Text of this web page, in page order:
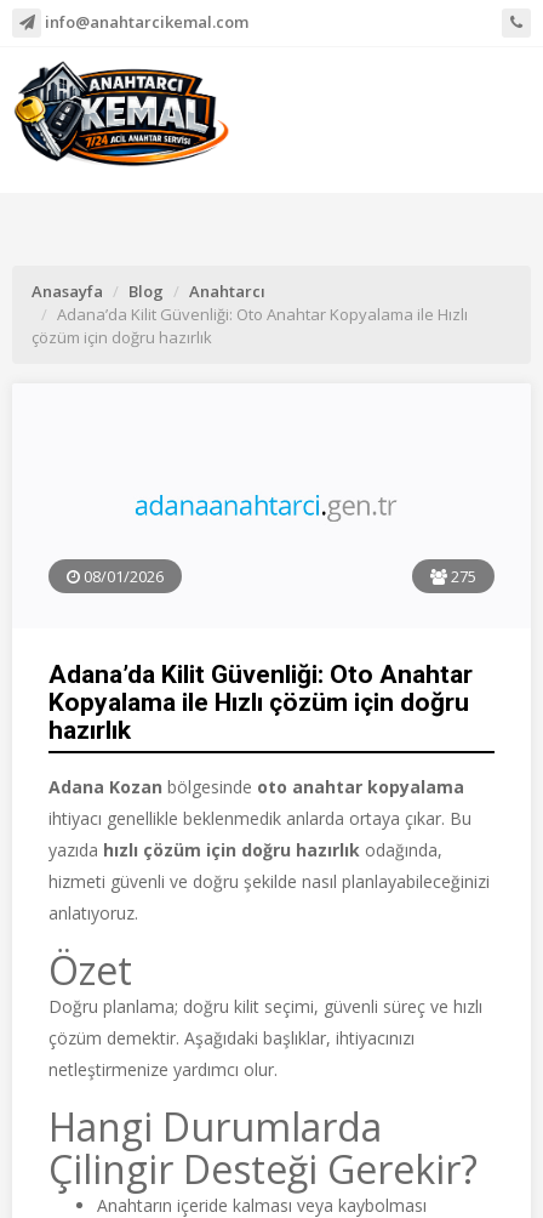
info@anahtarcikemal.com
Anasayfa Blog
Anahtarcı
Adana’da Kilit Güvenliği: Oto Anahtar Kopyalama ile Hızlı
çözüm için doğru hazırlık
08/01/2026 275
Adana’da Kilit Güvenliği: Oto Anahtar
Kopyalama ile Hızlı çözüm için doğru
hazırlık
Adana Kozan bölgesinde oto anahtar kopyalama
ihtiyacı genellikle beklenmedik anlarda ortaya çıkar. Bu
yazıda hızlı çözüm için doğru hazırlık odağında,
hizmeti güvenli ve doğru şekilde nasıl planlayabileceğinizi
anlatıyoruz.
Özet
Doğru planlama; doğru kilit seçimi, güvenli süreç ve hızlı
çözüm demektir. Aşağıdaki başlıklar, ihtiyacınızı
netleştirmenize yardımcı olur.
Hangi Durumlarda
Çilingir Desteği Gerekir?
Anahtarın içeride kalması veya kaybolması